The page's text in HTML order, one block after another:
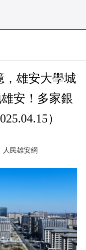
，雄安大學城
安！多家銀
）
人民雄安網